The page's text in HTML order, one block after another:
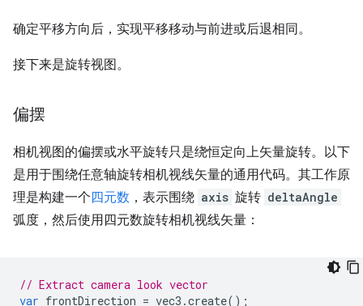
确定平移方向后，实现平移移动与前进或后退相同。
接下来是旋转视图。
偏摆
相机视图的偏摆或水平旋转只是绕恒定向上矢量旋转。以下
是用于围绕任意轴旋转相机视线矢量的通用代码。其工作原
理是构建一个四元数 ，表示围绕 axis 旋转 deltaAngle
弧度，然后使用四元数旋转相机视线矢量：
// Extract camera look vector
var frontDirection = vec3 .create();